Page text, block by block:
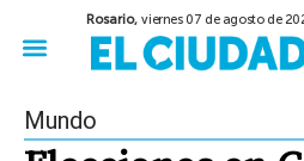
Rosario,viernes 07 de agosto de
Mundo